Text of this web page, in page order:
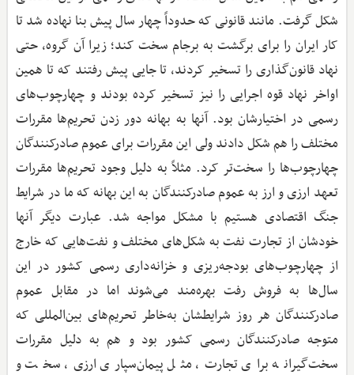
شکل گرفت. مانند قانونی که حدوداً چهار سال پیش بنا نهاده شد تا
کار ایران را برای برگشت به برجام سخت کند؛ زیرا آن گروه، حتی
نهاد قانون‌گذاری را تسخیر کردند، تا جایی پیش رفتند که تا همین
اواخر نهاد قوه اجرایی را نیز تسخیر کرده بودند و چهارچوب‌های
رسمی در اختیارشان بود. آنها به بهانه دور زدن تحریم‌ها مقررات
مختلف را هم شکل دادند ولی این مقررات برای عموم صادرکنندگان
چهارچوب‌ها را سخت‌تر کرد. مثلاً به دلیل وجود تحریم‌ها مقررات
تعهد ارزی و ارز به عموم صادرکنندگان به این بهانه که ما در شرایط
جنگ اقتصادی هستیم با مشکل مواجه شد. عبارت دیگر آنها
خودشان از تجارت نفت به شکل‌های مختلف و نفت‌هایی که خارج
از چهارچوب‌های بودجه‌ریزی و خزانه‌داری رسمی کشور در این
سال‌ها به فروش رفت بهره‌مند می‌شوند اما در مقابل عموم
صادرکنندگان هر روز شرایطشان به‌خاطر تحریم‌های بین‌المللی که
متوجه صادرکنندگان رسمی کشور بود و هم به دلیل مقررات
سخت‌گیرانه برای تجارت، مثل پیمان‌سپاری ارزی، سخت و